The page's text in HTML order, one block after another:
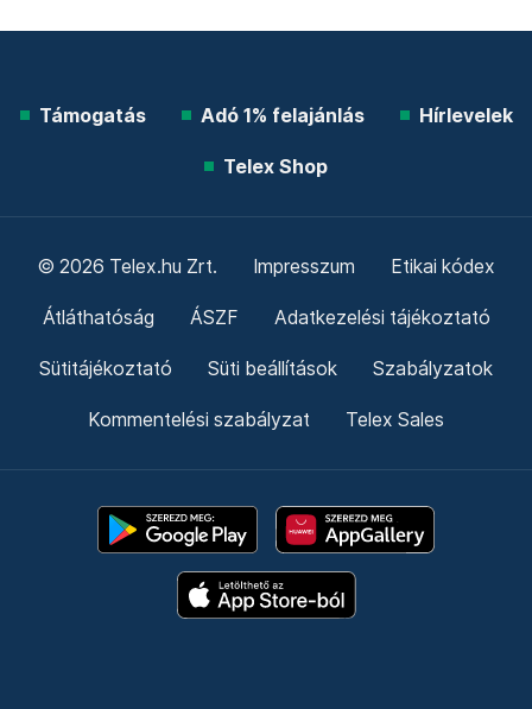
Támogatás Adó 1% felajánlás Hírlevelek
Telex Shop
© 2026 Telex.hu Zrt. Impresszum Etikai kódex
Átláthatóság ÁSZF Adatkezelési tájékoztató
Sütitájékoztató Süti beállítások Szabályzatok
Kommentelési szabályzat Telex Sales